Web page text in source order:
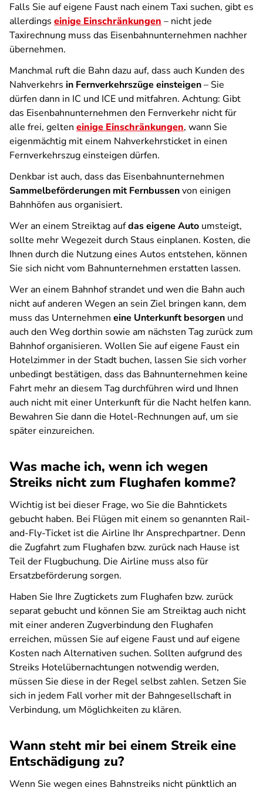
Falls Sie auf eigene Faust nach einem Taxi suchen, gibt es
allerdings einige Einschränkungen – nicht jede
Taxirechnung muss das Eisenbahnunternehmen nachher
übernehmen.
Manchmal ruft die Bahn dazu auf, dass auch Kunden des
Nahverkehrs in Fernverkehrszüge einsteigen– Sie
dürfen dann in IC und ICE und mitfahren. Achtung: Gibt
das Eisenbahnunternehmen den Fernverkehr nicht für
alle frei, gelten einige Einschränkungen, wann Sie
eigenmächtig mit einem Nahverkehrsticket in einen
Fernverkehrszug einsteigen dürfen.
Denkbar ist auch, dass das Eisenbahnunternehmen
Sammelbeförderungen mit Fernbussenvon einigen
Bahnhöfen aus organisiert.
Wer an einem Streiktag aufdas eigene Auto umsteigt,
sollte mehr Wegezeit durch Staus einplanen. Kosten, die
Ihnen durch die Nutzung eines Autos entstehen, können
Sie sich nicht vom Bahnunternehmen erstatten lassen.
Wer an einem Bahnhof strandet und wen die Bahn auch
nicht auf anderen Wegen an sein Ziel bringen kann, dem
muss das Unternehmen eine Unterkunft besorgen und
auch den Weg dorthin sowie am nächsten Tag zurück zum
Bahnhof organisieren. Wollen Sie auf eigene Faust ein
Hotelzimmer in der Stadt buchen, lassen Sie sich vorher
unbedingt bestätigen, dass das Bahnunternehmen keine
Fahrt mehr an diesem Tag durchführen wird und Ihnen
auch nicht mit einer Unterkunft für die Nacht helfen kann.
Bewahren Sie dann die Hotel-Rechnungen auf, um sie
später einzureichen.
Was mache ich, wenn ich wegen
Streiks nicht zum Flughafen komme?
Wichtig ist bei dieser Frage, wo Sie die Bahntickets
gebucht haben. Bei Flügen mit einem so genannten Rail-
and-Fly-Ticket ist die Airline Ihr Ansprechpartner. Denn
die Zugfahrt zum Flughafen bzw. zurück nach Hause ist
Teil der Flugbuchung. Die Airline muss also für
Ersatzbeförderung sorgen.
Haben Sie Ihre Zugtickets zum Flughafen bzw. zurück
separat gebucht und können Sie am Streiktag auch nicht
mit einer anderen Zugverbindung den Flughafen
erreichen, müssen Sie auf eigene Faust und auf eigene
Kosten nach Alternativen suchen. Sollten aufgrund des
Streiks Hotelübernachtungen notwendig werden,
müssen Sie diese in der Regel selbst zahlen. Setzen Sie
sich in jedem Fall vorher mit der Bahngesellschaft in
Verbindung, um Möglichkeiten zu klären.
Wann steht mir bei einem Streik eine
Entschädigung zu?
Wenn Sie wegen eines Bahnstreiks nicht pünktlich an